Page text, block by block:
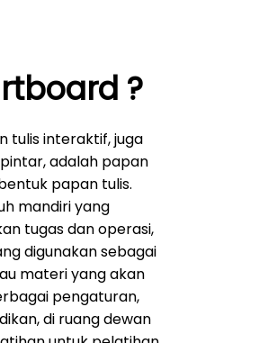
?
tulis interaktif, juga
adalah papan
papan tulis.
mandiri yang
tugas dan operasi,
digunakan sebagai
materi yang akan
pengaturan,
di ruang dewan